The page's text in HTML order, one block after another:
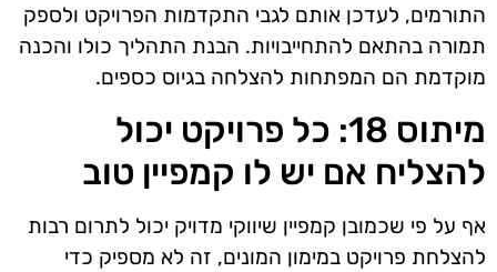
התורמים, לעדכן אותם לגבי התקדמות הפרויקט ולספק
תמורה בהתאם להתחייבויות. הבנת התהליך כולו והכנה
מוקדמת הם המפתחות להצלחה בגיוס כספים.
מיתוס 18: כל פרויקט יכול
להצליח אם יש לו קמפיין טוב
אף על פי שכמובן קמפיין שיווקי מדויק יכול לתרום רבות
להצלחת פרויקט במימון המונים, זה לא מספיק כדי